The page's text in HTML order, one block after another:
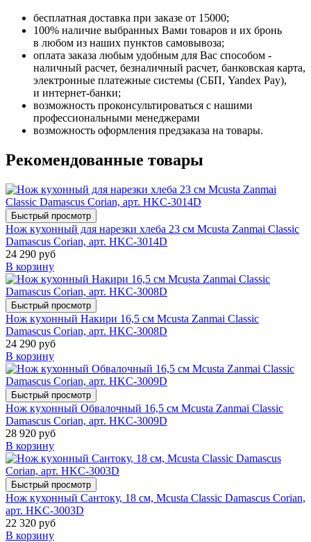
бесплатная доставка при заказе от 15000;
100% наличие выбранных Вами товаров и их бронь
в любом из наших пунктов самовывоза;
оплата заказа любым удобным для Вас способом -
наличный расчет, безналичный расчет, банковская карта,
электронные платежные системы (СБП, Yandex Pay),
и интернет-банки;
возможность проконсультироваться с нашими
профессиональными менеджерами
возможность оформления предзаказа на товары.
Рекомендованные товары
Быстрый просмотр
Нож кухонный для нарезки хлеба 23 см Mcusta Zanmai Classic
Damascus Corian, арт. HKC-3014D
24 290 руб
В корзину
Быстрый просмотр
Нож кухонный Накири 16,5 см Mcusta Zanmai Classic
Damascus Corian, арт. HKC-3008D
24 290 руб
В корзину
Быстрый просмотр
Нож кухонный Обвалочный 16,5 см Mcusta Zanmai Classic
Damascus Corian, арт. HKC-3009D
28 920 руб
В корзину
Быстрый просмотр
Нож кухонный Сантоку, 18 см, Mcusta Classic Damascus Corian,
арт. HKC-3003D
22 320 руб
В корзину